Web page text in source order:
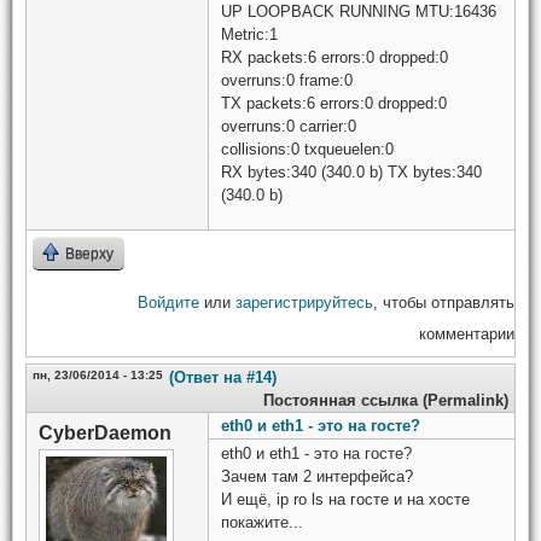
UP LOOPBACK RUNNING MTU:16436
Metric:1
RX packets:6 errors:0 dropped:0
overruns:0 frame:0
TX packets:6 errors:0 dropped:0
overruns:0 carrier:0
collisions:0 txqueuelen:0
RX bytes:340 (340.0 b) TX bytes:340
(340.0 b)
Вверху
Войдите или зарегистрируйтесь, чтобы отправлять
комментарии
пн, 23/06/2014 - 13:25 (Ответ на #14)
Постоянная ссылка (Permalink)
CyberDaemon
eth0 и eth1 - это на госте?
eth0 и eth1 - это на госте?
Зачем там 2 интерфейса?
И ещё, ip ro ls на госте и на хосте
покажите...